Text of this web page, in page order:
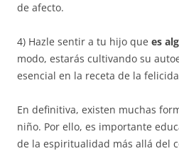
de afecto.
4) Hazle sentir a tu hijo que es
modo, estarás cultivando su
esencial en la receta de la
En definitiva, existen muchas
niño. Por ello, es importante
de la espiritualidad más allá del